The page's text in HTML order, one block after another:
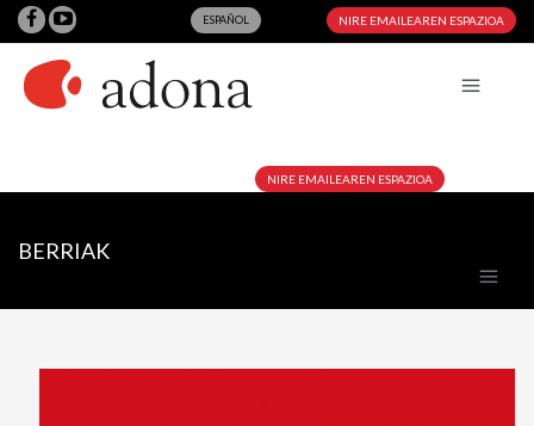
ESPAÑOL NIRE EMAILEAREN ESPAZIOA
NIRE EMAILEAREN ESPAZIOA
BERRIAK